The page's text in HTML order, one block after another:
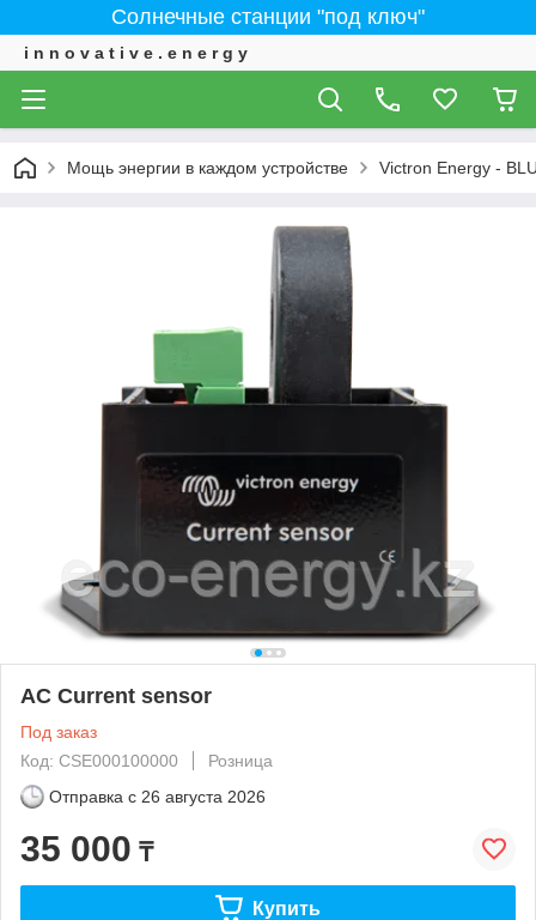
Солнечные станции "под ключ"
i n n o v a t i v e . e n e r g y
Мощь энергии в каждом устройстве Victron Energy -
AC Current sensor
Под заказ
Код: CSE000100000
Розница
Отправка с 26 августа 2026
35 000 ₸
Купить